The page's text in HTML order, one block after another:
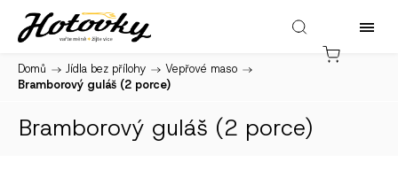
Domů / Jídla bez přílohy / Vepřové maso /
Bramborový guláš (2 porce)
Bramborový guláš (2 porce)